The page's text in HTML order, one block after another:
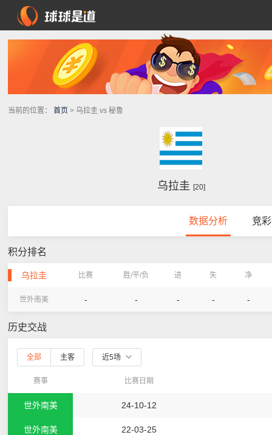
当前的位置： 首页 > 乌拉圭 vs 秘鲁
乌拉圭 [20]
数据分析 竞
积分排名
乌拉圭 比赛 胜/平/负 进 失 净
世外南美 - - - - -
历史交战
全部 主客 近5场
赛事 比赛日期
世外南美 24-10-12
世外南美 22-03-25